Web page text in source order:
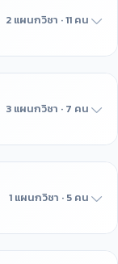
2 แผนกวิชา · 11 คน
3 แผนกวิชา · 7 คน
1 แผนกวิชา · 5 คน